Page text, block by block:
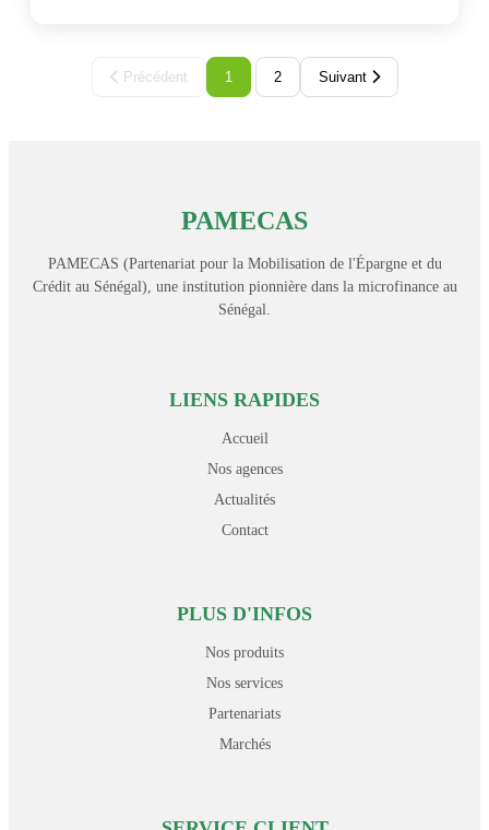
Précédent 1 2 Suivant
PAMECAS
PAMECAS (Partenariat pour la Mobilisation de l'Épargne et du
Crédit au Sénégal), une institution pionnière dans la microfinance au
Sénégal.
LIENS RAPIDES
Accueil
Nos agences
Actualités
Contact
PLUS D'INFOS
Nos produits
Nos services
Partenariats
Marchés